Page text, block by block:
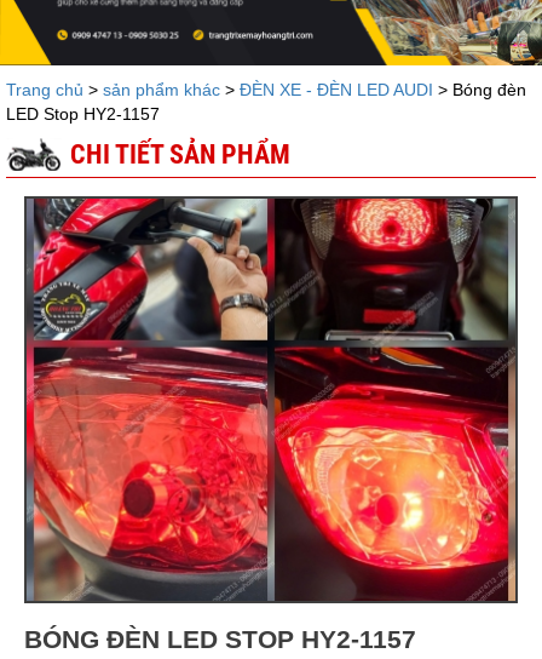
Trang chủ > sản phẩm khác > ĐÈN XE - ĐÈN LED AUDI > Bóng đèn
LED Stop HY2-1157
CHI TIẾT SẢN PHẨM
BÓNG ĐÈN LED STOP HY2-1157